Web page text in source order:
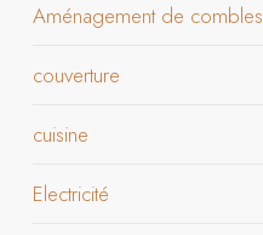
Aménagement de combles
couverture
cuisine
Electricité